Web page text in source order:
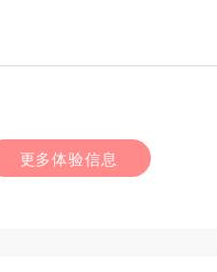
更多体验信息